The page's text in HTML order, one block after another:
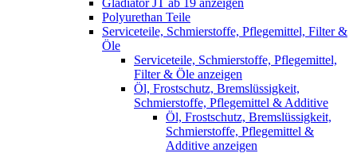
Gladiator JT ab 19 anzeigen
Polyurethan Teile
Serviceteile, Schmierstoffe, Pflegemittel, Filter &
Öle
Serviceteile, Schmierstoffe, Pflegemittel,
Filter & Öle anzeigen
Öl, Frostschutz, Bremslüssigkeit,
Schmierstoffe, Pflegemittel & Additive
Öl, Frostschutz, Bremslüssigkeit,
Schmierstoffe, Pflegemittel &
Additive anzeigen